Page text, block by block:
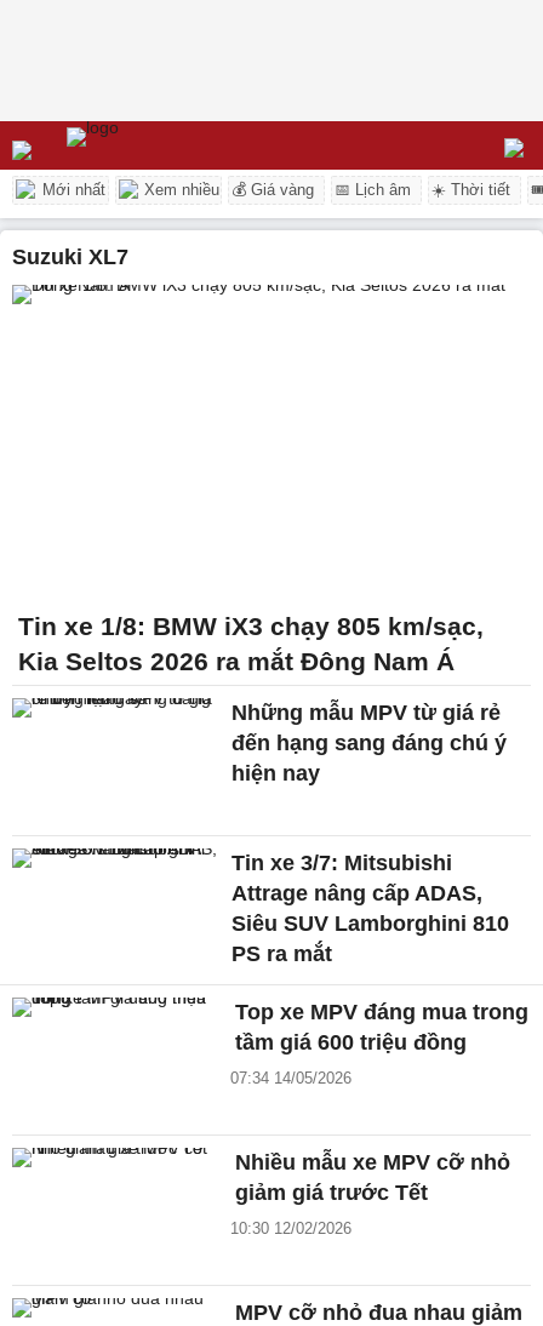
Mới nhất Xem nhiều 💰 Giá vàng 📅 Lịch âm ☀️ Thời tiết
Suzuki XL7
Tin xe 1/8: BMW iX3 chạy 805 km/sạc,
Kia Seltos 2026 ra mắt Đông Nam Á
Những mẫu MPV từ giá rẻ
đến hạng sang đáng chú ý
hiện nay
Tin xe 3/7: Mitsubishi
Attrage nâng cấp ADAS,
Siêu SUV Lamborghini 810
PS ra mắt
Top xe MPV đáng mua trong
tầm giá 600 triệu đồng
07:34 14/05/2026
Nhiều mẫu xe MPV cỡ nhỏ
giảm giá trước Tết
10:30 12/02/2026
MPV cỡ nhỏ đua nhau giảm